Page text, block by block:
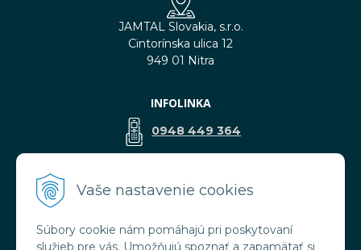
Vaše nastavenie cookies
Súbory cookie nám pomáhajú pri poskytovaní
služieb pre vás. Umožňujú spoznať a zapamätať si
JAMTAL Slovakia, s.r.o.
Cintorínska ulica 12
949 01 Nitra
INFOLINKA
0948 449 364
VŠETKO O NÁKUPE